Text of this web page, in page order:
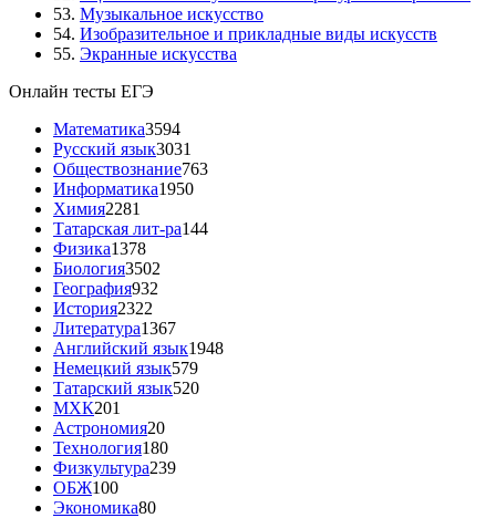
53. Музыкальное искусство
54. Изобразительное и прикладные виды искусств
55. Экранные искусства
Онлайн тесты ЕГЭ
Математика3594
Русский язык3031
Обществознание763
Информатика1950
Химия2281
Татарская лит-ра144
Физика1378
Биология3502
География932
История2322
Литература1367
Английский язык1948
Немецкий язык579
Татарский язык520
МХК201
Астрономия20
Технология180
Физкультура239
ОБЖ100
Экономика80